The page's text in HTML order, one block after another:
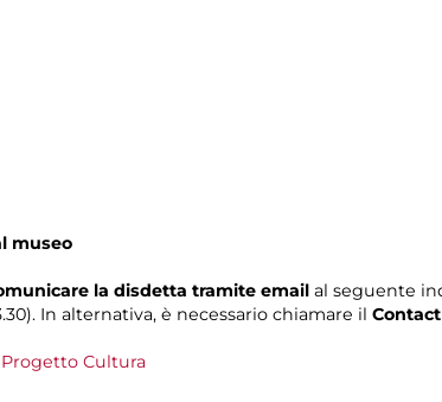
museo
la disdetta tramite email al seguente
In alternativa, è necessario chiamare il
Cultura